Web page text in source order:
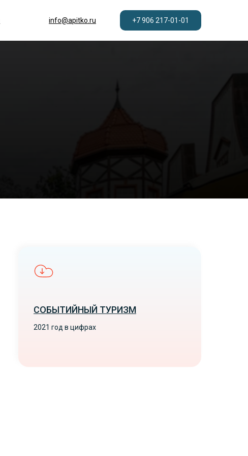
info@apitko.ru +7 906 217-01-01
СОБЫТИЙНЫЙ ТУРИЗМ
2021 год в цифрах